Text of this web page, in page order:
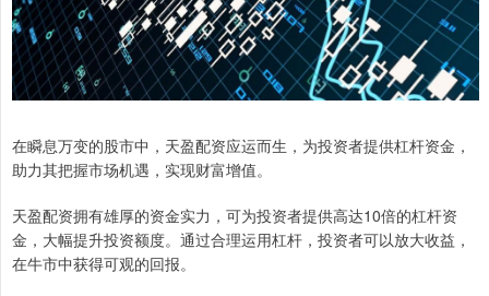
在瞬息万变的股市中，天盈配资应运而生，为投资者提供杠杆资金，
助力其把握市场机遇，实现财富增值。
天盈配资拥有雄厚的资金实力，可为投资者提供高达10倍的杠杆资
金，大幅提升投资额度。通过合理运用杠杆，投资者可以放大收益，
在牛市中获得可观的回报。